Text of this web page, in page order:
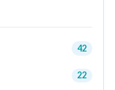
42
22